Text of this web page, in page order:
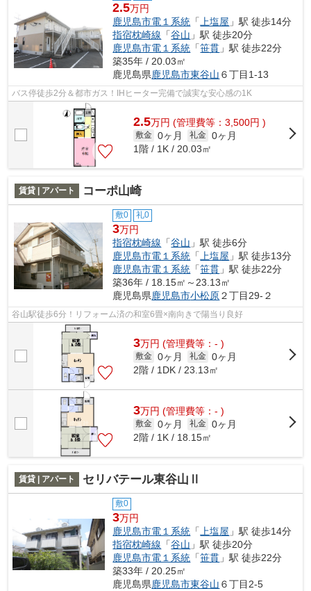
2.5万円
鹿児島市電１系統 「上塩屋 」駅 徒歩14分
指宿枕崎線 「谷山 」駅 徒歩20分
鹿児島市電１系統 「笹貫 」駅 徒歩22分
築35年 / 20.03㎡
鹿児島県鹿児島市東谷山 ６丁目1-13
バス停徒歩2分＆都市ガス！IHヒーター完備で誠実な安心感の1K
2.5万円 (管理費等：3,500円 )
敷金 0ヶ月 礼金 0ヶ月
1階 / 1K / 20.03㎡
賃貸 | アパート コーポ山崎
敷0 礼0
3万円
指宿枕崎線 「谷山 」駅 徒歩6分
鹿児島市電１系統 「 上塩屋 」駅 徒歩13分
鹿児島市電１系統 「笹貫 」駅 徒歩22分
築36年 / 18.15㎡～23.13㎡
鹿児島県鹿児島市小松原２丁目29-２
谷山駅徒歩6分！リフォーム済の和室6畳×南向きで陽当り良好
3万円 (管理費等：- )
敷金 0ヶ月 礼金 0ヶ月
2階 / 1DK / 23.13㎡
3万円 (管理費等：- )
敷金 0ヶ月 礼金 0ヶ月
2階 / 1K / 18.15㎡
賃貸 | アパート セリバテール東谷山Ⅱ
敷0
3万円
鹿児島市電１系統 「 上塩屋 」駅 徒歩14分
指宿枕崎線 「谷山 」駅 徒歩20分
鹿児島市電１系統 「笹貫 」駅 徒歩22分
築33年 / 20.25㎡
鹿児島県鹿児島市東谷山 ６丁目2-5